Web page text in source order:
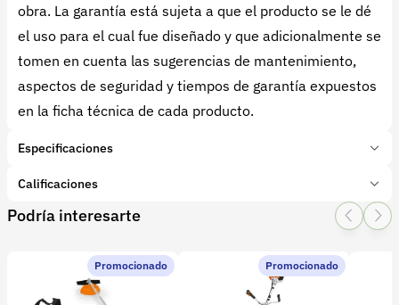
obra. La garantía está sujeta a que el producto se le dé
el uso para el cual fue diseñado y que adicionalmente se
tomen en cuenta las sugerencias de mantenimiento,
aspectos de seguridad y tiempos de garantía expuestos
en la ficha técnica de cada producto.
Especificaciones
Marca:
BELLOTA
Categoría:Herramientas y Equipos
Calificaciones
1 Star
2 Star
3 Star4 Star
0 calificaciones
Podría interesarte
Promocionado Promocionado